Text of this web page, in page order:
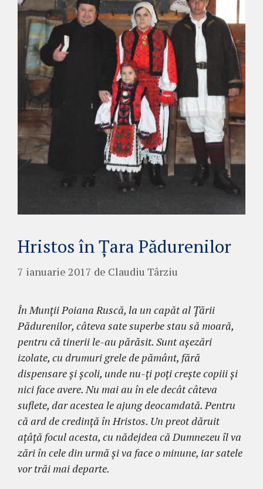
Hristos în Ţara Pădurenilor
7 ianuarie 2017 de Claudiu Târziu
În Munţii Poiana Ruscă, la un capăt al Ţării
Pădurenilor, câteva sate superbe stau să moară,
pentru că tinerii le-au părăsit. Sunt aşezări
izolate, cu drumuri grele de pământ, fără
dispensare şi şcoli, unde nu-ţi poţi creşte copiii şi
nici face avere. Nu mai au în ele decât câteva
suflete, dar acestea le ajung deocamdată. Pentru
că ard de credinţă în Hristos. Un preot dăruit
aţâţă focul acesta, cu nădejdea că Dumnezeu îl va
zări în cele din urmă şi va face o minune, iar satele
vor trăi mai departe.